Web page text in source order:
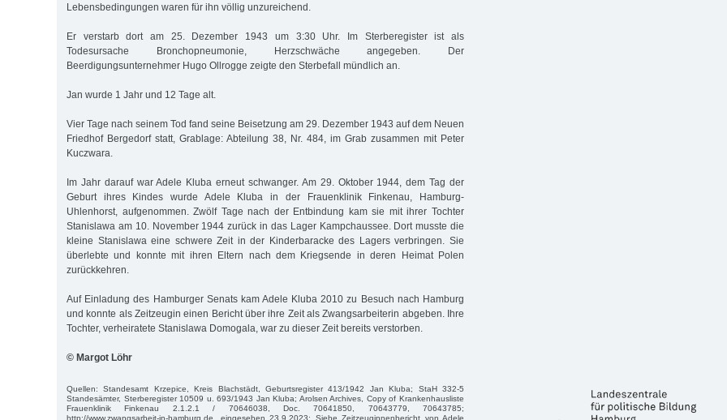
Lebensbedingungen waren für ihn völlig unzureichend.
Er verstarb dort am 25. Dezember 1943 um 3:30 Uhr. Im Sterberegister ist als
Todesursache Bronchopneumonie, Herzschwäche angegeben. Der
Beerdigungsunternehmer Hugo Ollrogge zeigte den Sterbefall mündlich an.
Jan wurde 1 Jahr und 12 Tage alt.
Vier Tage nach seinem Tod fand seine Beisetzung am 29. Dezember 1943 auf dem Neuen
Friedhof Bergedorf statt, Grablage: Abteilung 38, Nr. 484, im Grab zusammen mit Peter
Kuczwara.
Im Jahr darauf war Adele Kluba erneut schwanger. Am 29. Oktober 1944, dem Tag der
Geburt ihres Kindes wurde Adele Kluba in der Frauenklinik Finkenau, Hamburg-
Uhlenhorst, aufgenommen. Zwölf Tage nach der Entbindung kam sie mit ihrer Tochter
Stanislawa am 10. November 1944 zurück in das Lager Kampchaussee. Dort musste die
kleine Stanislawa eine schwere Zeit in der Kinderbaracke des Lagers verbringen. Sie
überlebte und konnte mit ihren Eltern nach dem Kriegsende in deren Heimat Polen
zurückkehren.
Auf Einladung des Hamburger Senats kam Adele Kluba 2010 zu Besuch nach Hamburg
und konnte als Zeitzeugin einen Bericht über ihre Zeit als Zwangsarbeiterin abgeben. Ihre
Tochter, verheiratete Stanislawa Domogala, war zu dieser Zeit bereits verstorben.
© Margot Löhr
Quellen: Standesamt Krzepice, Kreis Blachstädt, Geburtsregister 413/1942 Jan Kluba; StaH 332-5
Standesämter, Sterberegister 10509 u. 693/1943 Jan Kluba; Arolsen Archives, Copy of Krankenhausliste
Frauenklinik Finkenau 2.1.2.1 / 70646038, Doc. 70641850, 70643779, 70643785;
http://www.zwangsarbeit-in-hamburg.de, eingesehen 23.9.2023; Siehe Zeitzeuginnenbericht von Adele